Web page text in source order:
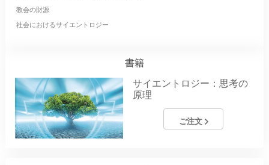
教会の財源
社会におけるサイエントロジー
書籍
サイエントロジー：思考の
原理
ご注文